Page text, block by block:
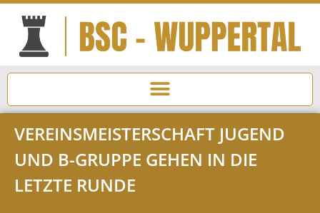
VEREINSMEISTERSCHAFT JUGEND
UND B-GRUPPE GEHEN IN DIE
LETZTE RUNDE